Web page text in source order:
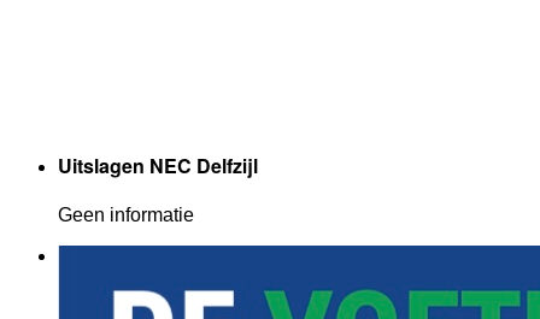
Uitslagen NEC Delfzijl
Geen informatie